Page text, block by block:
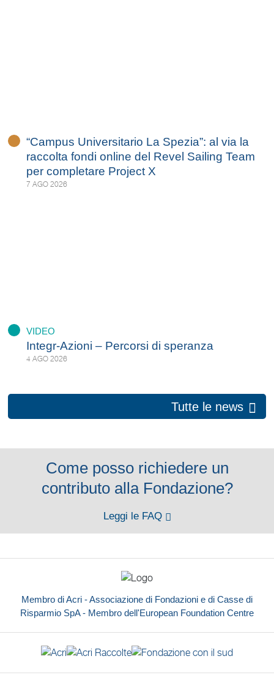
“Campus Universitario La Spezia”: al via la
raccolta fondi online del Revel Sailing Team
per completare Project X
7 AGO 2026
VIDEO
Integr-Azioni – Percorsi di speranza
4 AGO 2026
Tutte le news
Come posso richiedere un
contributo alla Fondazione?
Leggi le FAQ
Membro di Acri - Associazione di Fondazioni e di Casse di
Risparmio SpA - Membro dell'European Foundation Centre